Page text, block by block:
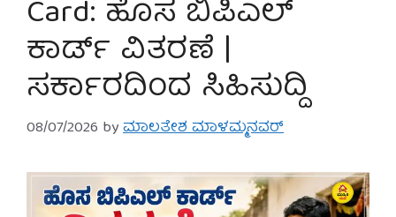
Card: ಹೊಸ ಬಿಪಿಎಲ್
ಕಾರ್ಡ್ ವಿತರಣೆ |
ಸರ್ಕಾರದಿಂದ ಸಿಹಿಸುದ್ದಿ
08/07/2026 byಮಾಲತೇಶ ಮಾಳಮ್ಮನವರ್